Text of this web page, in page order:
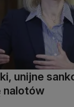
unijne
nalotów